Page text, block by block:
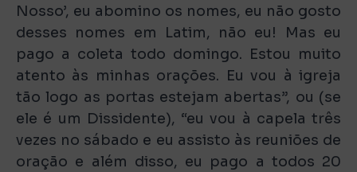
Nosso’, eu abomino os nomes, eu não gosto
desses nomes em Latim, não eu! Mas eu
pago a coleta todo domingo. Estou muito
atento às minhas orações. Eu vou à igreja
tão logo as portas estejam abertas”, ou (se
ele é um Dissidente), “eu vou à capela três
vezes no sábado e eu assisto às reuniões de
oração e além disso, eu pago a todos 20